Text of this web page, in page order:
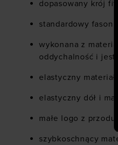
dopasowany krój
standardowy fason
wykonana z
oddychalność i
elastyczny
elastyczny dół i
małe logo z przodu
szybkoschnący